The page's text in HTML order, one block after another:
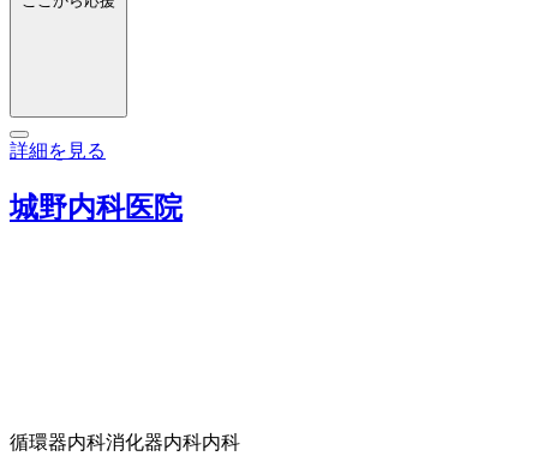
詳細を見る
城野内科医院
循環器内科消化器内科内科